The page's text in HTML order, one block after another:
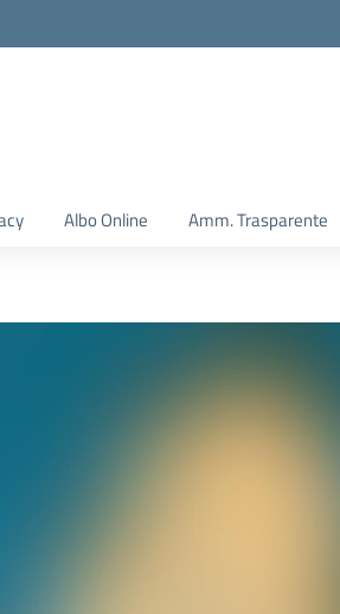
Albo Online Amm. Trasparente